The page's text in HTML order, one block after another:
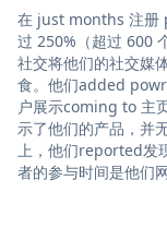
在 just months 注册
过 250%（超过 600
社交将他们的社交媒
食。他们added
户展示coming to 主
示了他们的产品，并
上，他们reported发
者的参与时间是他们